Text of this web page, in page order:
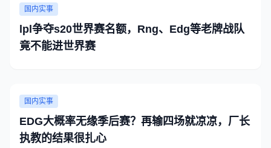
国内实事
lpl争夺s20世界赛名额，Rng、Edg等老牌战队
竟不能进世界赛
国内实事
EDG大概率无缘季后赛？再输四场就凉凉，厂长
执教的结果很扎心